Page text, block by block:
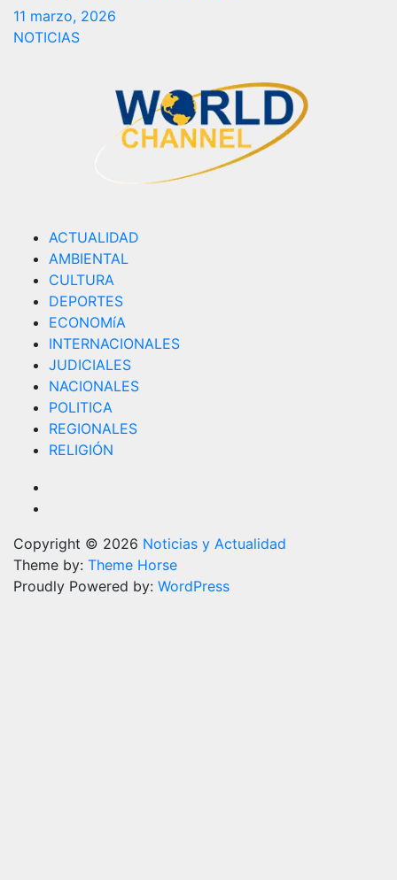
11 marzo, 2026
NOTICIAS
ACTUALIDAD
AMBIENTAL
CULTURA
DEPORTES
ECONOMíA
INTERNACIONALES
JUDICIALES
NACIONALES
POLITICA
REGIONALES
RELIGIÓN
Copyright © 2026 Noticias y Actualidad
Theme by: Theme Horse
Proudly Powered by: WordPress